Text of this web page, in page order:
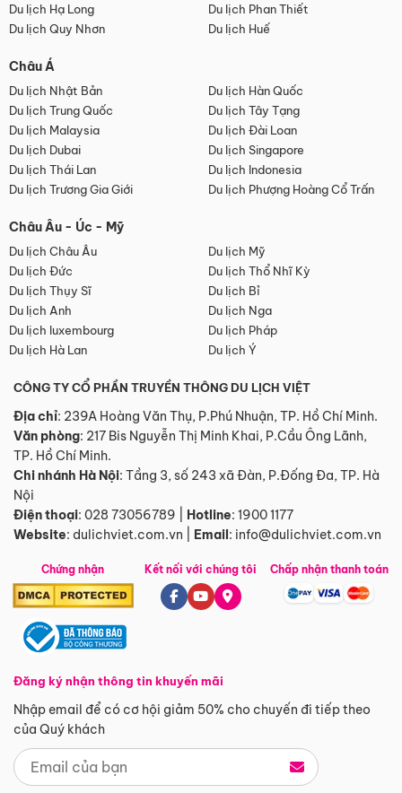
Du lịch Hạ Long
Du lịch Phan Thiết
Du lịch Quy Nhơn
Du lịch Huế
Châu Á
Du lịch Nhật Bản
Du lịch Hàn Quốc
Du lịch Trung Quốc
Du lịch Tây Tạng
Du lịch Malaysia
Du lịch Đài Loan
Du lịch Dubai
Du lịch Singapore
Du lịch Thái Lan
Du lịch Indonesia
Du lịch Trương Gia Giới
Du lịch Phượng Hoàng Cổ Trấn
Châu Âu - Úc - Mỹ
Du lịch Châu Âu
Du lịch Mỹ
Du lịch Đức
Du lịch Thổ Nhĩ Kỳ
Du lịch Thụy Sĩ
Du lịch Bỉ
Du lịch Anh
Du lịch Nga
Du lịch luxembourg
Du lịch Pháp
Du lịch Hà Lan
Du lịch Ý
CÔNG TY CỔ PHẦN TRUYỀN THÔNG DU LỊCH VIỆT
Địa chỉ: 239A Hoàng Văn Thụ, P.Phú Nhuận, TP. Hồ Chí Minh.
Văn phòng: 217 Bis Nguyễn Thị Minh Khai, P.Cầu Ông Lãnh,
TP. Hồ Chí Minh.
Chi nhánh Hà Nội: Tầng 3, số 243 xã Đàn, P.Đống Đa, TP. Hà
Nội
Điện thoại: 028 73056789 Hotline: 1900 1177
Website: dulichviet.com.vn Email: info@dulichviet.com.vn
Chứng nhận
Đăng ký nhận thông tin khuyến mãi
Nhập email để có cơ hội giảm 50% cho chuyến đi tiếp theo
của Quý khách
Kết nối với chúng tôi Chấp nhận thanh toán